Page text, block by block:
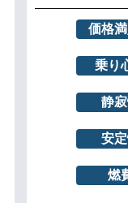
価格
乗り
静
安
燃